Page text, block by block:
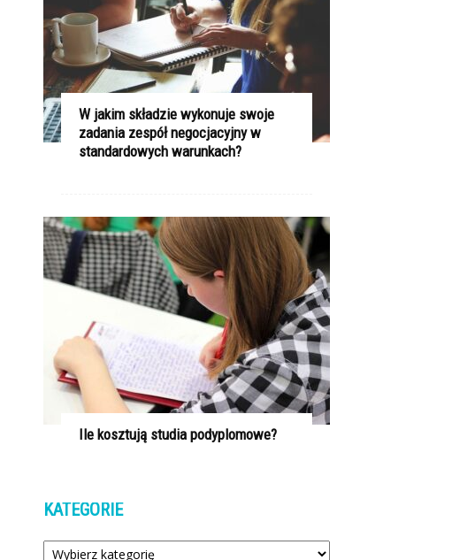
W jakim składzie wykonuje swoje
zadania zespół negocjacyjny w
standardowych warunkach?
Ile kosztują studia podyplomowe?
KATEGORIE
Kategorie